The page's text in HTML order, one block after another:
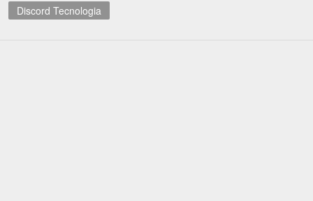
Discord Tecnologia